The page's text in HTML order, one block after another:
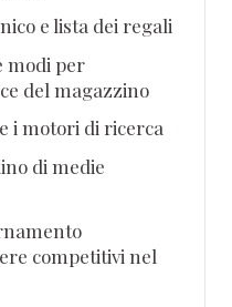
e lista dei regali
modi per
del magazzino
i motori di ricerca
di medie
competitivi nel